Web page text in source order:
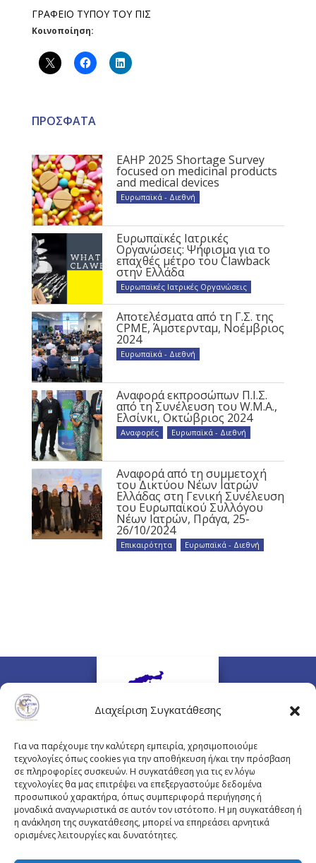
Διαχείριση Συγκατάθεσης
Για να παρέχουμε την καλύτερη εμπειρία, χρησιμοποιούμε
τεχνολογίες όπως cookies για την αποθήκευση ή/και την πρόσβαση
σε πληροφορίες συσκευών. Η συγκατάθεση για τις εν λόγω
τεχνολογίες θα μας επιτρέψει να επεξεργαστούμε δεδομένα
προσωπικού χαρακτήρα, όπως συμπεριφορά περιήγησης ή
μοναδικά αναγνωριστικά σε αυτόν τον ιστότοπο. Η μη συγκατάθεση ή
η ανάκληση της συγκατάθεσης, μπορεί να επηρεάσει αρνητικά
ορισμένες λειτουργίες και δυνατότητες.
ΓΡΑΦΕΙΟ ΤΥΠΟΥ ΤΟΥ ΠΙΣ
Κοινοποίηση:
ΠΡΟΣΦΑΤΑ
EAHP 2025 Shortage Survey
focused on medicinal products
and medical devices
Ευρωπαϊκά - Διεθνή
Ευρωπαϊκές Ιατρικές
Οργανώσεις: Ψήφισμα για το
επαχθές μέτρο του Clawback
στην Ελλάδα
Ευρωπαϊκές Ιατρικές Οργανώσεις
Αποτελέσματα από τη Γ.Σ. της
CPME, Άμστερνταμ, Νοέμβριος
2024
Ευρωπαϊκά - Διεθνή
Αναφορά εκπροσώπων Π.Ι.Σ.
από τη Συνέλευση του W.M.A.,
Ελσίνκι, Οκτώβριος 2024
Αναφορές Ευρωπαϊκά - Διεθνή
Αναφορά από τη συμμετοχή
του Δικτύου Νέων Ιατρών
Ελλάδας στη Γενική Συνέλευση
του Ευρωπαϊκού Συλλόγου
Νέων Ιατρών, Πράγα, 25-
26/10/2024
Επικαιρότητα Ευρωπαϊκά - Διεθνή
Πλουτάρχου 3, 10675 Αθήνα
Email επικοινωνίας:pisinfo@pis.gr